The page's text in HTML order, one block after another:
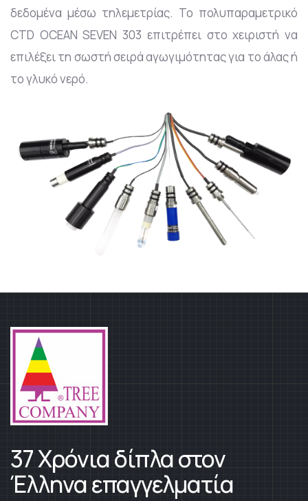
δεδομένα μέσω τηλεμετρίας. Το πολυπαραμετρικό
CTD OCEAN SEVEN 303 επιτρέπει στο χειριστή να
επιλέξει τη σωστή σειρά αγωγιμότητας για το άλας ή
το γλυκό νερό.
37 Χρόνια δίπλα στον
Έλληνα επαγγελματία